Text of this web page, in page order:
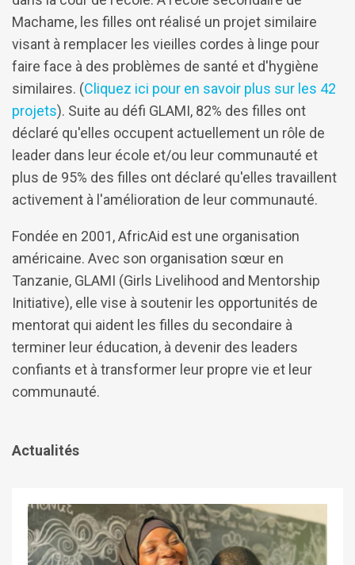
Machame, les filles ont réalisé un projet similaire
visant à remplacer les vieilles cordes à linge pour
faire face à des problèmes de santé et d'hygiène
similaires. (Cliquez ici pour en savoir plus sur les 42
projets). Suite au défi GLAMI, 82% des filles ont
déclaré qu'elles occupent actuellement un rôle de
leader dans leur école et/ou leur communauté et
plus de 95% des filles ont déclaré qu'elles travaillent
activement à l'amélioration de leur communauté.
Fondée en 2001, AfricAid est une organisation
américaine. Avec son organisation sœur en
Tanzanie, GLAMI (Girls Livelihood and Mentorship
Initiative), elle vise à soutenir les opportunités de
mentorat qui aident les filles du secondaire à
terminer leur éducation, à devenir des leaders
confiants et à transformer leur propre vie et leur
communauté.
Actualités